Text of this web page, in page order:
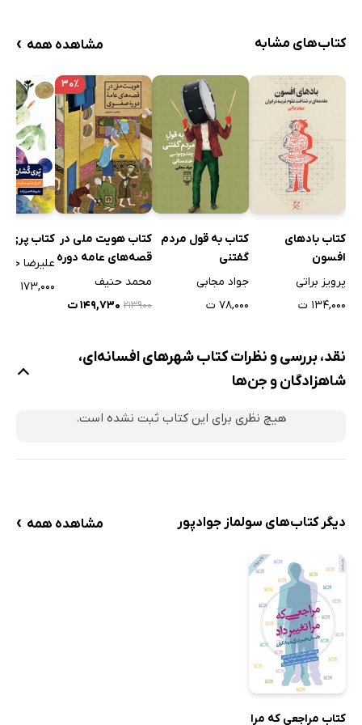
کتاب‌های مشابه مشاهده همه ›
کتاب بادهای
افسون
پرویز براتی
۱۳۴,۰۰۰ ت
کتاب به قول مردم
گفتنی
جواد مجابی
۷۸,۰۰۰ ت
۳۰٪
کتاب هویت ملی در
قصه‌های عامه دوره
صفوی
محمد حنیف
۲۱۳۹۰۰ ۱۴۹,۷۳۰ ت
کتاب پری
علیرضا
۱۷۳,۰۰۰ ت
نقد، بررسی و نظرات کتاب شهرهای افسانه‌ای،
شاهزادگان و جن‌ها
هیچ نظری برای این کتاب ثبت نشده است.
دیگر کتاب‌های سولماز جوادپور مشاهده همه ›
کتاب مراجعی که مرا